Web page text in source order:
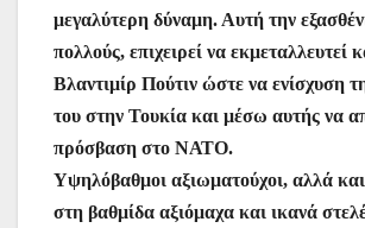
μεγαλύτερη δύναμη. Αυτή την
πολλούς, επιχειρεί να εκμεταλλευτεί
Βλαντιμίρ Πούτιν ώστε να ενίσχυση
του στην Τουκία και μέσω αυτής να
πρόσβαση στο ΝΑΤΟ.
Υψηλόβαθμοι αξιωματούχοι, αλλά
στη βαθμίδα αξιόμαχα και ικανά